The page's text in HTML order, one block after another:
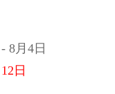
- 8月 4日
12 日